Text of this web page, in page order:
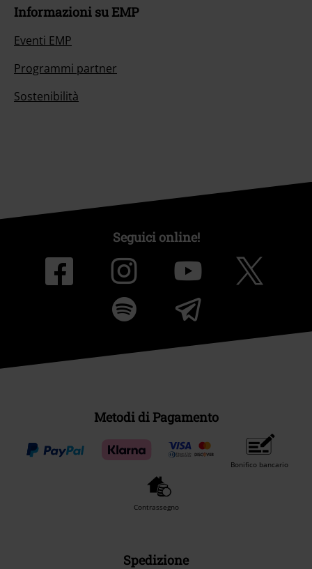
Informazioni su EMP
Eventi EMP
Programmi partner
Sostenibilità
Seguici online!
Metodi di Pagamento
Bonifico bancario
Contrassegno
Spedizione